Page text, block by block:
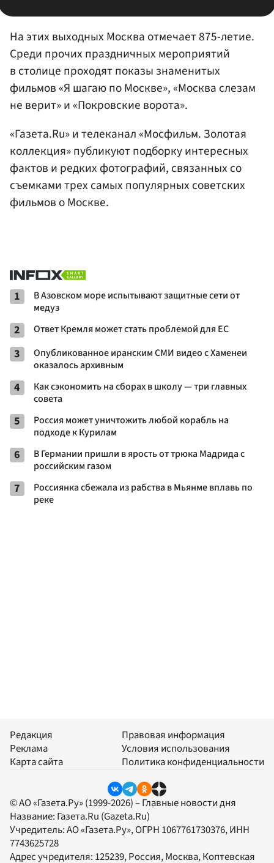
На этих выходных Москва отмечает 875-летие.
Среди прочих праздничных мероприятий
в столице проходят показы знаменитых
фильмов «Я шагаю по Москве», «Москва слезам
не верит» и «Покровские ворота».
«Газета.Ru» и телеканал «Мосфильм. Золотая
коллекция» публикуют подборку интересных
фактов и редких фотографий, связанных со
съемками трех самых популярных советских
фильмов о Москве.
1
В Азовском море испытывают защитные сети от
медуз
2 Ответ Кремля может стать проблемой для EC
3
Опубликованное иранским СМИ видео с Хаменеи
оказалось архивным
4
Как сэкономить на сборах в школу — три главных
совета
5
Россия может уничтожить любой корабль на
подходе к Курилам
6
В Германии пришли в ярость от трюка Мадрида с
российским газом
7
Россиянка сбежала из рабства в Мьянме вплавь по
реке
Редакция
Реклама
Карта сайта
Правовая информация
Условия использования
Политика конфиденциальности
© АО «Газета.Ру» (1999-2026) – Главные новости дня
Название: Газета.Ru (Gazeta.Ru)
Учредитель:АО «Газета.Ру», ОГРН 1067761730376, ИНН
7743625728
Адрес учредителя: 125239, Россия, Москва, Коптевская